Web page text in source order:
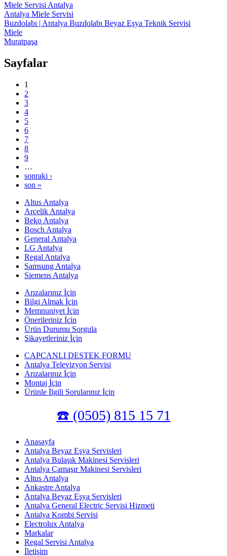
Miele Servisi Antalya
Antalya Miele Servisi
Buzdolabı | Antalya Buzdolabı Beyaz Eşya Teknik Servisi
Miele
Muratpaşa
Sayfalar
1
2
3
4
5
6
7
8
9
…
sonraki ›
son »
Altus Antalya
Arçelik Antalya
Beko Antalya
Bosch Antalya
General Antalya
LG Antalya
Regal Antalya
Samsung Antalya
Siemens Antalya
Arızalarınız İçin
Bilgi Almak İçin
Memnuniyet İçin
Önerileriniz İçin
Ürün Durumu Sorgula
Şikayetleriniz İçin
CAPCANLI DESTEK FORMU
Antalya Televizyon Servisi
Arızalarınız İçin
Montaj İçin
Ürünle İlgili Sorularınız İçin
☎️ (0505) 815 15 71
Anasayfa
Antalya Beyaz Eşya Servisleri
Antalya Bulaşık Makinesi Servisleri
Antalya Çamaşır Makinesi Servisleri
Altus Antalya
Ankastre Antalya
Antalya Beyaz Eşya Servisleri
Antalya General Electric Servisi Hizmeti
Antalya Kombi Servisi
Electrolux Antalya
Markalar
Regal Servisi Antalya
İletişim